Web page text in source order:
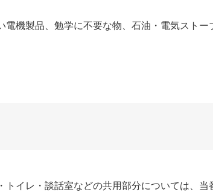
機製品、勉学に不要な物、石油・電気ストー
イレ・談話室などの共用部分については、当